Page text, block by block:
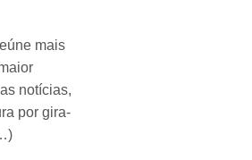
mais
notícias,
por gira-